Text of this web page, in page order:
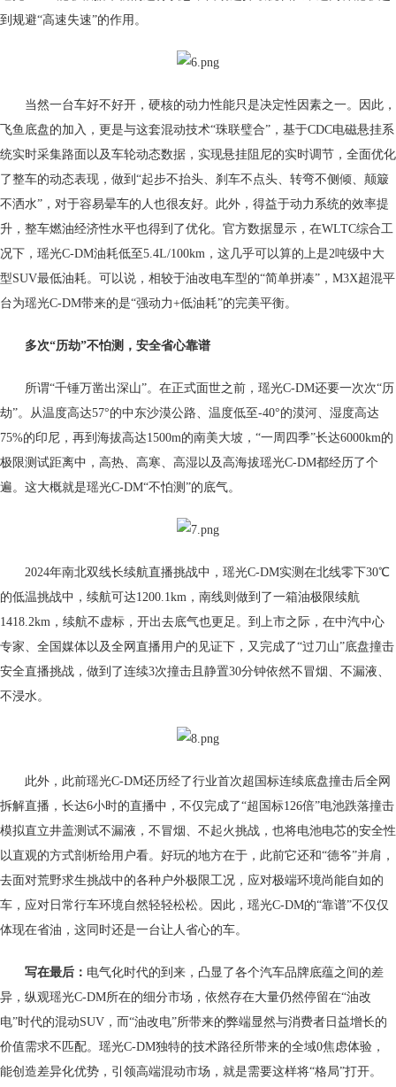
到规避“高速失速”的作用。
当然一台车好不好开，硬核的动力性能只是决定性因素之一。因此，
飞鱼底盘的加入，更是与这套混动技术“珠联璧合”，基于CDC电磁悬挂系
统实时采集路面以及车轮动态数据，实现悬挂阻尼的实时调节，全面优化
了整车的动态表现，做到“起步不抬头、刹车不点头、转弯不侧倾、颠簸
不洒水”，对于容易晕车的人也很友好。此外，得益于动力系统的效率提
升，整车燃油经济性水平也得到了优化。官方数据显示，在WLTC综合工
况下，瑶光C-DM油耗低至5.4L/100km，这几乎可以算的上是2吨级中大
型SUV最低油耗。可以说，相较于油改电车型的“简单拼凑”，M3X超混平
台为瑶光C-DM带来的是“强动力+低油耗”的完美平衡。
多次“历劫”不怕测，安全省心靠谱
所谓“千锤万凿出深山”。在正式面世之前，瑶光C-DM还要一次次“历
劫”。从温度高达57°的中东沙漠公路、温度低至-40°的漠河、湿度高达
75%的印尼，再到海拔高达1500m的南美大坡，“一周四季”长达6000km的
极限测试距离中，高热、高寒、高湿以及高海拔瑶光C-DM都经历了个
遍。这大概就是瑶光C-DM“不怕测”的底气。
2024年南北双线长续航直播挑战中，瑶光C-DM实测在北线零下30℃
的低温挑战中，续航可达1200.1km，南线则做到了一箱油极限续航
1418.2km，续航不虚标，开出去底气也更足。到上市之际，在中汽中心
专家、全国媒体以及全网直播用户的见证下，又完成了“过刀山”底盘撞击
安全直播挑战，做到了连续3次撞击且静置30分钟依然不冒烟、不漏液、
不浸水。
此外，此前瑶光C-DM还历经了行业首次超国标连续底盘撞击后全网
拆解直播，长达6小时的直播中，不仅完成了“超国标126倍”电池跌落撞击
模拟直立井盖测试不漏液，不冒烟、不起火挑战，也将电池电芯的安全性
以直观的方式剖析给用户看。好玩的地方在于，此前它还和“德爷”并肩，
去面对荒野求生挑战中的各种户外极限工况，应对极端环境尚能自如的
车，应对日常行车环境自然轻轻松松。因此，瑶光C-DM的“靠谱”不仅仅
体现在省油，这同时还是一台让人省心的车。
写在最后： 电气化时代的到来，凸显了各个汽车品牌底蕴之间的差
异，纵观瑶光C-DM所在的细分市场，依然存在大量仍然停留在“油改
电”时代的混动SUV，而“油改电”所带来的弊端显然与消费者日益增长的
价值需求不匹配。瑶光C-DM独特的技术路径所带来的全域0焦虑体验，
能创造差异化优势，引领高端混动市场，就是需要这样将“格局”打开。